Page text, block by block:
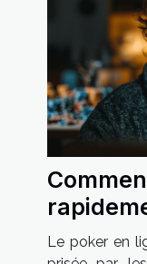
ligne
Le poker en